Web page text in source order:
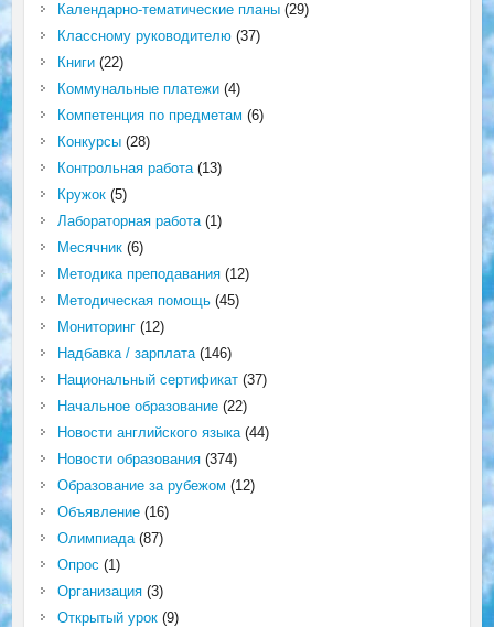
Календарно-тематические планы(29)
Классному руководителю(37)
Книги(22)
Коммунальные платежи(4)
Компетенция по предметам (6)
Конкурсы(28)
Контрольная работа(13)
Кружок(5)
Лабораторная работа(1)
Месячник(6)
Методика преподавания(12)
Методическая помощь(45)
Мониторинг(12)
Надбавка / зарплата(146)
Национальный сертификат(37)
Начальное образование(22)
Новости английского языка(44)
Новости образования(374)
Образование за рубежом (12)
Объявление(16)
Олимпиада(87)
Опрос (1)
Организация(3)
Открытый урок(9)